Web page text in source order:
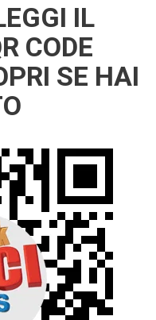
IL
CODE
SE HAI